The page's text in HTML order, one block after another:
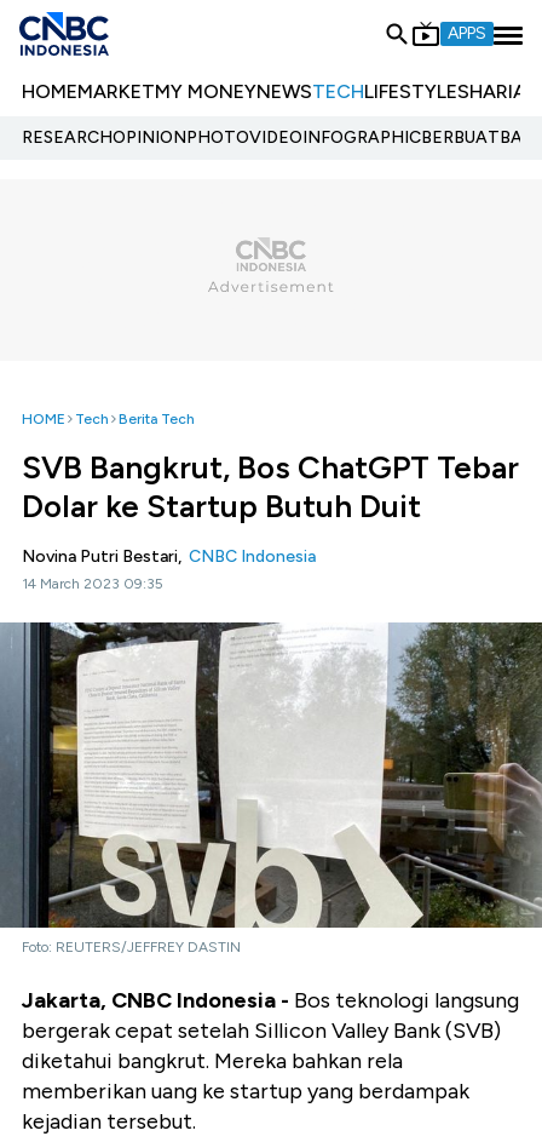
APPS
HOMEMARKETMY MONEYNEWSTECHLIFESTYLESHARIA
RESEARCHOPINIONPHOTOVIDEOINFOGRAPHIC
HOME Tech Berita Tech
SVB Bangkrut, Bos ChatGPT Tebar
Dolar ke Startup Butuh Duit
Novina Putri Bestari, CNBC Indonesia
14 March 2023 09:35
Foto: REUTERS/JEFFREY DASTIN
Jakarta, CNBC Indonesia - Bos teknologi langsung
bergerak cepat setelah Sillicon Valley Bank (SVB)
diketahui bangkrut. Mereka bahkan rela
memberikan uang ke startup yang berdampak
kejadian tersebut.